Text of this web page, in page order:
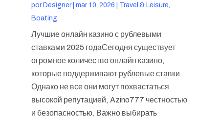
por Designer| mar 10, 2026
Travel & Leisure,
Boating
Лучшие онлайн казино с рублевыми
ставками 2025 годаСегодня существует
огромное количество онлайн казино,
которые поддерживают рублевые ставки.
Однако не все они могут похвастаться
высокой репутацией, Azino777 честностью
и безопасностью. Важно выбирать